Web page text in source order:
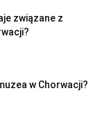
związane z
w Chorwacji?